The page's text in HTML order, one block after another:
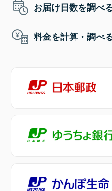
お届け日数を調べ
料金を計算・調べ